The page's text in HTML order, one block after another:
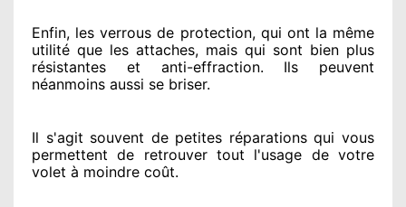
Enfin, les verrous de protection, qui ont la même
utilité que les attaches, mais qui sont bien plus
résistantes et anti-effraction. Ils peuvent
néanmoins aussi se briser.
Il s'agit souvent de petites réparations qui vous
permettent de retrouver tout l'usage de votre
volet à moindre coût.